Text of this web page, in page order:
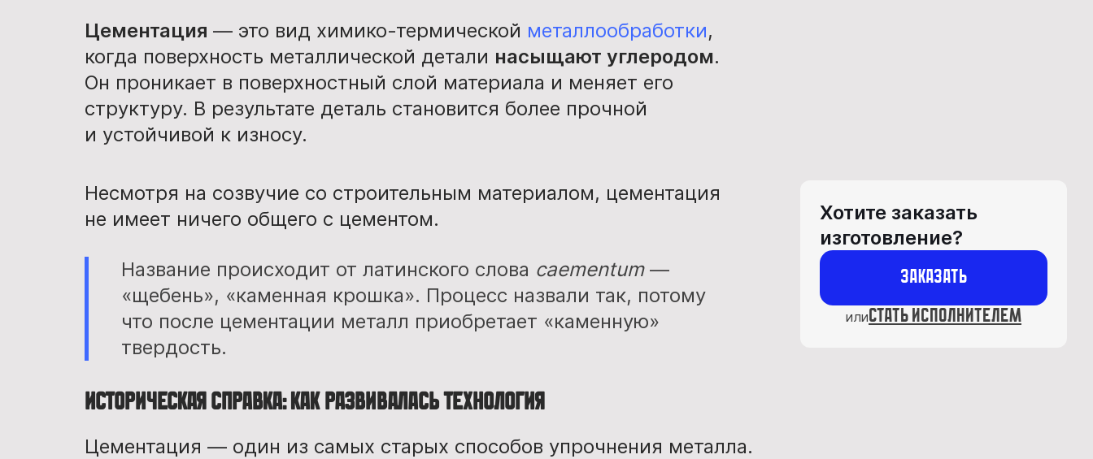
Цементация — это вид химико-термической металлообработки,
когда поверхность металлической детали насыщают углеродом.
Он проникает в поверхностный слой материала и меняет его
структуру. В результате деталь становится более прочной
и устойчивой к износу.
Хотите заказать
изготовление?
Заказать
илистать исполнителем
Несмотря на созвучие со строительным материалом, цементация
не имеет ничего общего с цементом.
Название происходит от латинского слова caementum—
«щебень», «каменная крошка». Процесс назвали так, потому
что после цементации металл приобретает «каменную»
твердость.
Историческая справка: как развивалась технология
Цементация — один из самых старых способов упрочнения металла.